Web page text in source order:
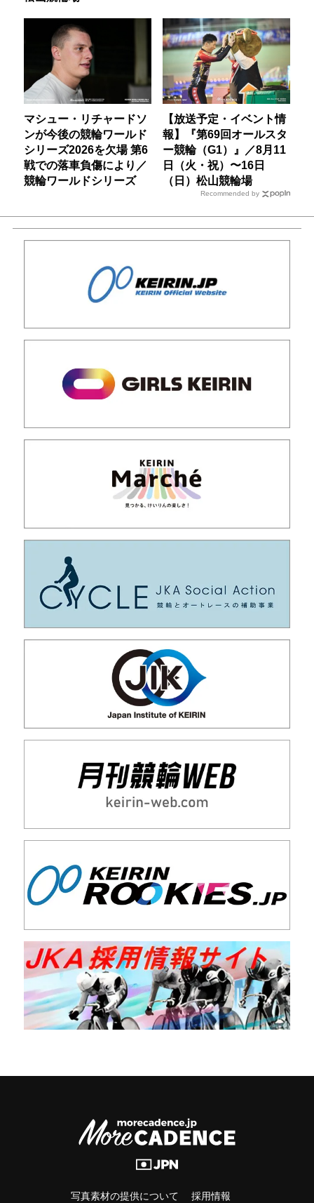
マシュー・リチャードソ
ンが今後の競輪ワールド
シリーズ2026を欠場 第6
戦での落車負傷により／
競輪ワールドシリーズ
【放送予定・イベント情
報】『第69回オールスタ
ー競輪（G1）』／8月11
日（火・祝）〜16日
（日）松山競輪場
Recommended by
写真素材の提供について 採用情報